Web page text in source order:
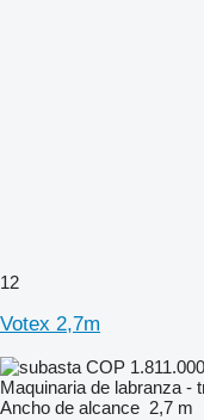
12
Votex 2,7m
COP 1.811.000
Maquinaria de labranza -
Ancho de alcance 2,7 m